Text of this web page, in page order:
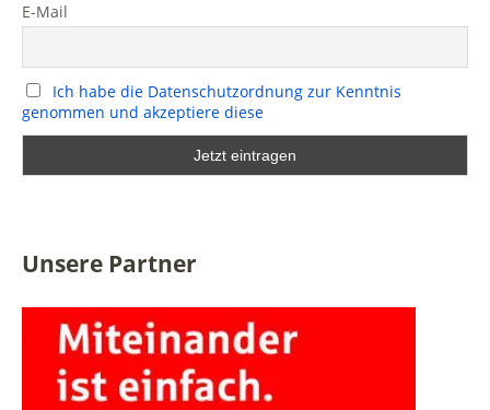
E-Mail
Ich habe die Datenschutzordnung zur Kenntnis
genommen und akzeptiere diese
Unsere Partner